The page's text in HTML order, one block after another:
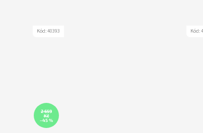
2 659
Kč
–45 %
Kód:40393 Kód: